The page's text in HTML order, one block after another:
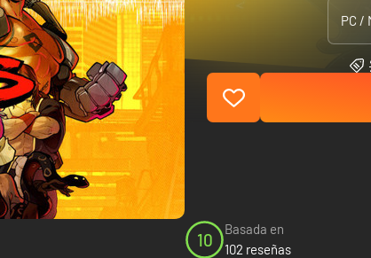
PC /
10
Basada en
102 reseñas